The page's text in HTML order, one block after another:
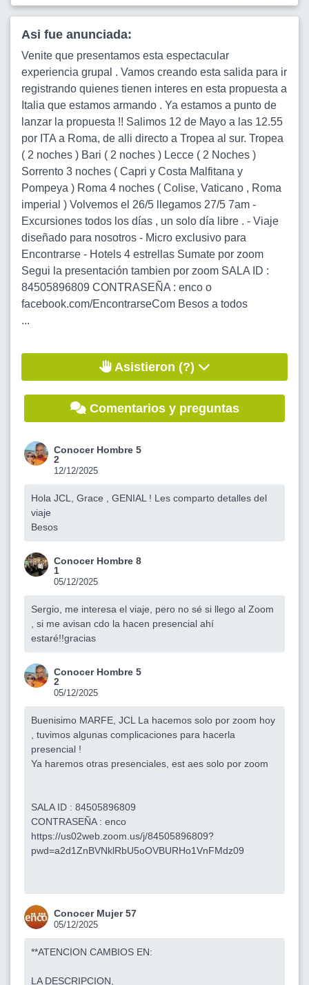
Asi fue anunciada:
Venite que presentamos esta espectacular
experiencia grupal . Vamos creando esta salida para ir
registrando quienes tienen interes en esta propuesta a
Italia que estamos armando . Ya estamos a punto de
lanzar la propuesta !! Salimos 12 de Mayo a las 12.55
por ITA a Roma, de alli directo a Tropea al sur. Tropea
( 2 noches ) Bari ( 2 noches ) Lecce ( 2 Noches )
Sorrento 3 noches ( Capri y Costa Malfitana y
Pompeya ) Roma 4 noches ( Colise, Vaticano , Roma
imperial ) Volvemos el 26/5 llegamos 27/5 7am -
Excursiones todos los días , un solo día libre . - Viaje
diseñado para nosotros - Micro exclusivo para
Encontrarse - Hotels 4 estrellas Sumate por zoom
Segui la presentación tambien por zoom SALA ID :
84505896809 CONTRASEÑA : enco o
facebook.com/EncontrarseCom Besos a todos
...
Asistieron (?)
Comentarios y preguntas
Conocer Hombre 5
2
12/12/2025
Hola JCL, Grace , GENIAL ! Les comparto detalles del
viaje
Besos
Conocer Hombre 8
1
05/12/2025
Sergio, me interesa el viaje, pero no sé si llego al Zoom
, si me avisan cdo la hacen presencial ahí
estaré!!gracias
Conocer Hombre 5
2
05/12/2025
Buenisimo MARFE, JCL La hacemos solo por zoom hoy
, tuvimos algunas complicaciones para hacerla
presencial !
Ya haremos otras presenciales, est aes solo por zoom
SALA ID : 84505896809
CONTRASEÑA : enco
https://us02web.zoom.us/j/84505896809?
pwd=a2d1ZnBVNklRbU5oOVBURHo1VnFMdz09
Conocer Mujer 57
05/12/2025
**ATENCION CAMBIOS EN:
LA DESCRIPCION,